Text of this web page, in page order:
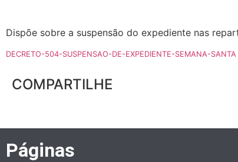
Dispõe sobre a suspensão do expediente nas
DECRETO-504-SUSPENSAO-DE-EXPEDIENTE-SEMANA-SANTA
COMPARTILHE
Páginas